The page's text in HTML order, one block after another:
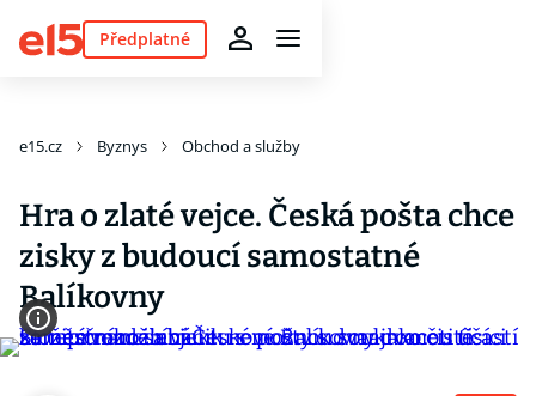
Předplatné
e15.cz Byznys Obchod a služby
Hra o zlaté vejce. Česká pošta chce
zisky z budoucí samostatné
Balíkovny